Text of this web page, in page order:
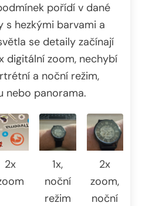
pořídí v dané
hezkými barvami a
se detaily začínají
digitální zoom, nechybí
a noční režim,
nebo panorama.
2x
1x,
noční
režim
2x
zoom,
noční